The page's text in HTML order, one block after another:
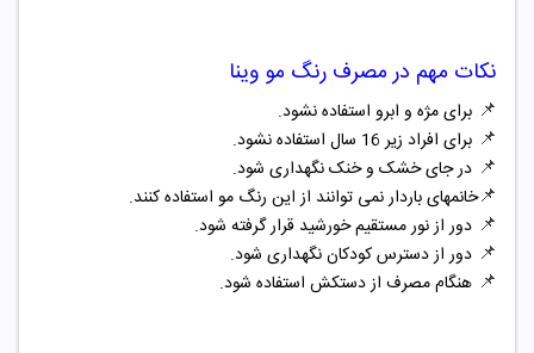
نکات مهم در مصرف رنگ مو وینا
📌 برای مژه و ابرو استفاده نشود.
📌 برای افراد زیر 16 سال استفاده نشود.
📌 در جای خشک و خنک نگهداری شود.
📌خانمهای باردار نمی توانند از این رنگ مو استفاده کنند.
📌 دور از نور مستقیم خورشید قرار گرفته شود.
📌 دور از دسترس کودکان نگهداری شود.
📌 هنگام مصرف از دستکش استفاده شود.